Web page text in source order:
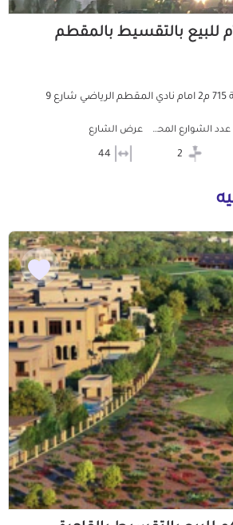
أراضي سكنية 715م للبيع بالتقسيط بالمقطم
للبيع قطعة أرض مساحة 715 م2 امام نادي المقطم الرياضي شارع 9
عدد الشوارع المحيطه عرض الشارع